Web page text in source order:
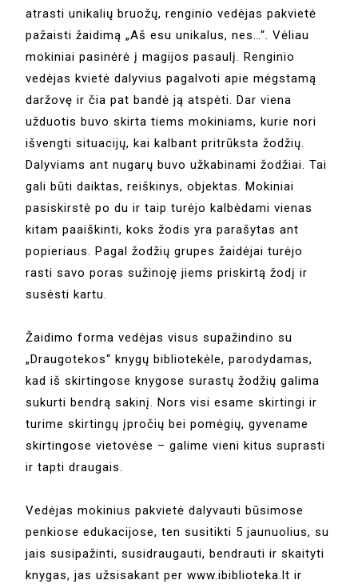
atrasti unikalių bruožų, renginio vedėjas pakvietė
pažaisti žaidimą „Aš esu unikalus, nes…“. Vėliau
mokiniai pasinėrė į magijos pasaulį. Renginio
vedėjas kvietė dalyvius pagalvoti apie mėgstamą
daržovę ir čia pat bandė ją atspėti. Dar viena
užduotis buvo skirta tiems mokiniams, kurie nori
išvengti situacijų, kai kalbant pritrūksta žodžių.
Dalyviams ant nugarų buvo užkabinami žodžiai. Tai
gali būti daiktas, reiškinys, objektas. Mokiniai
pasiskirstė po du ir taip turėjo kalbėdami vienas
kitam paaiškinti, koks žodis yra parašytas ant
popieriaus. Pagal žodžių grupes žaidėjai turėjo
rasti savo poras sužinoję jiems priskirtą žodį ir
susėsti kartu.
Žaidimo forma vedėjas visus supažindino su
„Draugotekos“ knygų bibliotekėle, parodydamas,
kad iš skirtingose knygose surastų žodžių galima
sukurti bendrą sakinį. Nors visi esame skirtingi ir
turime skirtingų įpročių bei pomėgių, gyvename
skirtingose vietovėse – galime vieni kitus suprasti
ir tapti draugais.
Vedėjas mokinius pakvietė dalyvauti būsimose
penkiose edukacijose, ten susitikti 5 jaunuolius, su
jais susipažinti, susidraugauti, bendrauti ir skaityti
knygas, jas užsisakant per www.ibiblioteka.lt ir